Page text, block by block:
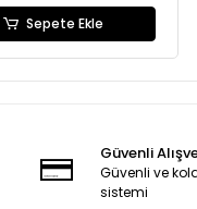
Sepete Ekle
Güvenli
Güvenli ve
sistemi